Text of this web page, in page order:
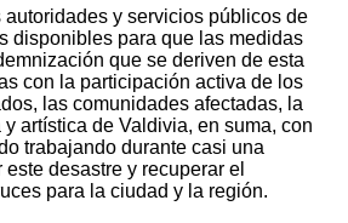
y servicios públicos de
disponibles para que las medidas
que se deriven de esta
con la participación activa de los
las comunidades afectadas, la
artística de Valdivia, en suma, con
trabajando durante casi una
desastre y recuperar el
para la ciudad y la región.